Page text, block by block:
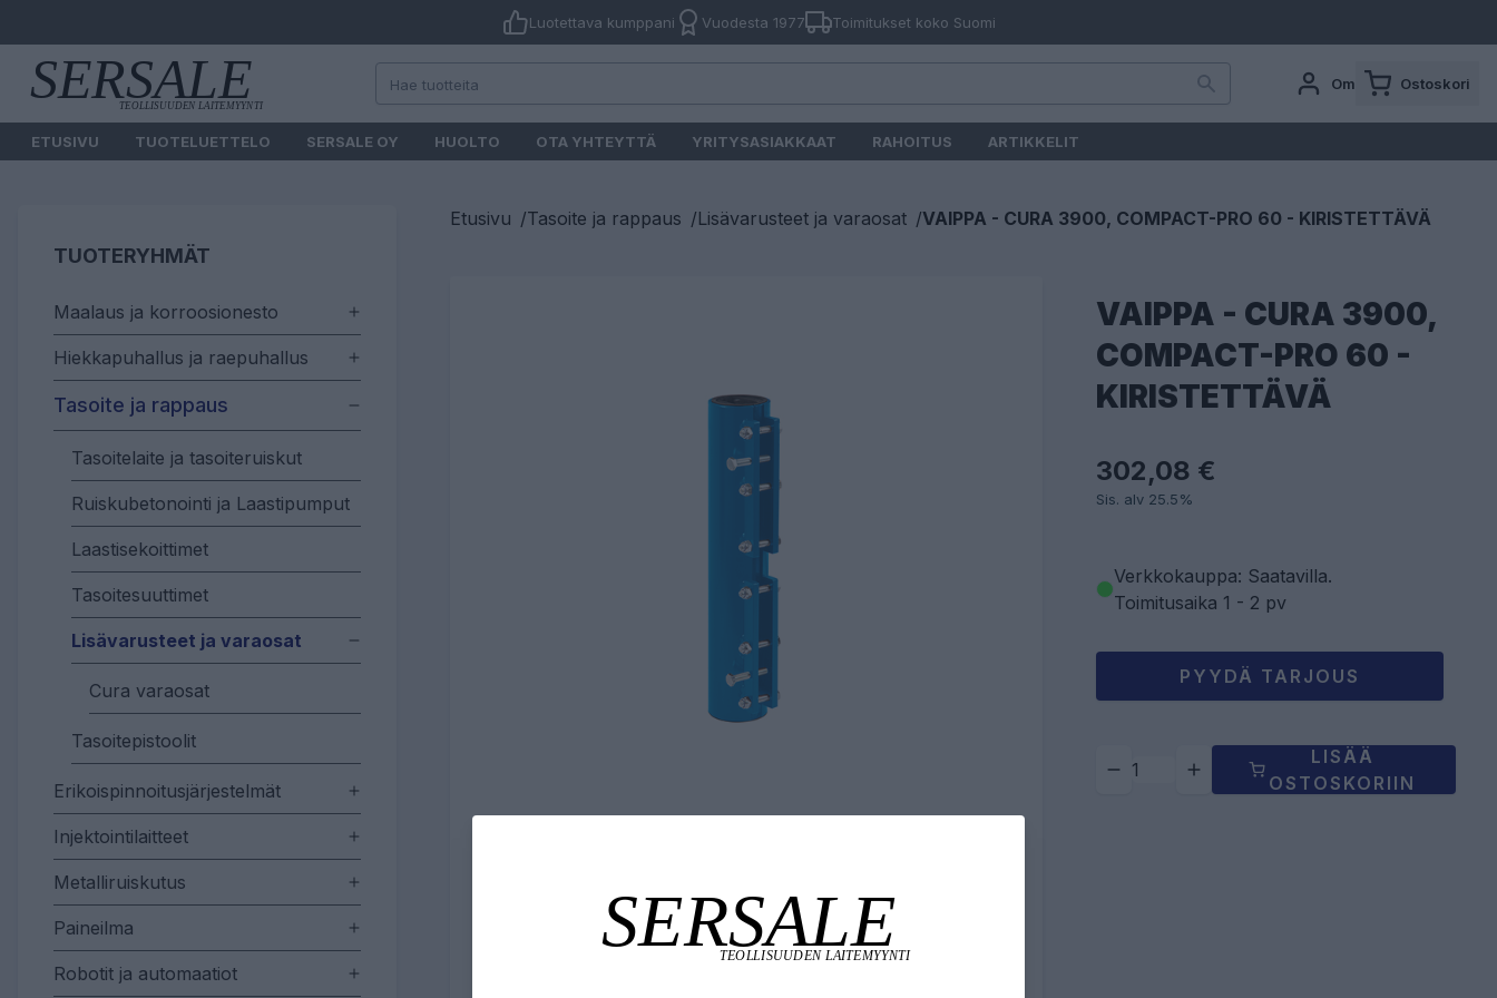
Luotettava kumppani Vuodesta 1977 Toimitukset koko Suomi
Oma tili Ostoskori
ETUSIVU TUOTELUETTELO SERSALE OY HUOLTO OTA YHTEYTTÄ YRITYSASIAKKAAT RAHOITUS ARTIKKELIT
TUOTERYHMÄT
Maalaus ja korroosionesto
Hiekkapuhallus ja raepuhallus
Tasoite ja rappaus
Tasoitelaite ja tasoiteruiskut
Ruiskubetonointi ja Laastipumput
Laastisekoittimet
Tasoitesuuttimet
Lisävarusteet ja varaosat
Cura varaosat
Tasoitepistoolit
Erikoispinnoitusjärjestelmät
Injektointilaitteet
Metalliruiskutus
Paineilma
Robotit ja automaatiot
Etusivu /Tasoite ja rappaus /Lisävarusteet ja varaosat /VAIPPA - CURA 3900, COMPACT-PRO 60 - KIRISTETTÄVÄ
VAIPPA - CURA 3900,
COMPACT-PRO 60 -
KIRISTETTÄVÄ
302,08 €
Sis. alv 25.5%
Verkkokauppa: Saatavilla.
Toimitusaika 1 - 2 pv
PYYDÄ TARJOUS
LISÄÄ
OSTOSKORIIN